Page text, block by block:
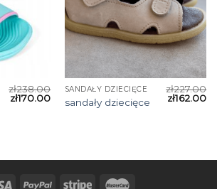
zł238.00
zł170.00
SANDAŁY DZIECIĘCE
sandały dziecięce
zł227.00
zł162.00